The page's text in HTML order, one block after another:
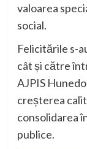
valoarea
social.
Felicitările s-
cât și către
AJPIS
creșterea
consolidarea
publice.